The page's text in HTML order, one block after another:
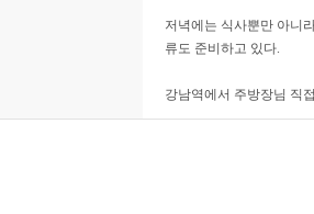
저녁에는 식사뿐만 아니
류도 준비하고 있다.
강남역에서 주방장님 직